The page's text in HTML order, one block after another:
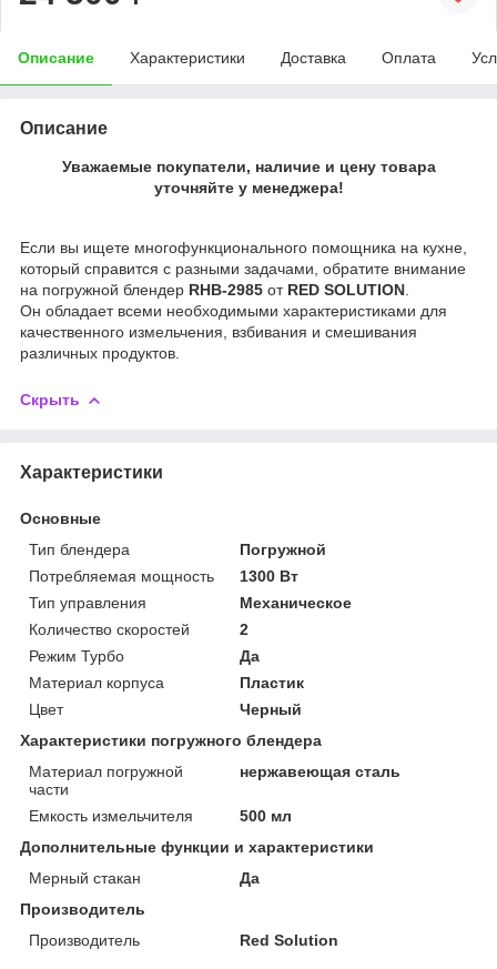
Описание Характеристики Доставка Оплата
Описание
Уважаемые покупатели, наличие и цену товара
уточняйте у менеджера!
Если вы ищете многофункционального помощника на кухне,
который справится с разными задачами, обратите внимание
на погружной блендер RHB-2985 от RED SOLUTION
Он обладает всеми необходимыми характеристиками для
качественного измельчения, взбивания и смешивания
различных продуктов.
Скрыть
Характеристики
Основные
Тип блендера
Погружной
Потребляемая мощность
1300 Вт
Тип управления
Механическое
Количество скоростей
2
Режим Турбо
Да
Материал корпуса
Пластик
Цвет
Черный
Характеристики погружного блендера
Материал погружной
части
нержавеющая сталь
Емкость измельчителя
500 мл
Дополнительные функции и характеристики
Мерный стакан
Да
Производитель
Производитель
Red Solution